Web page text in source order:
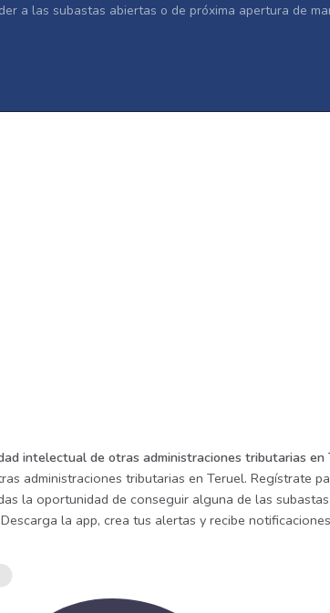
a las subastas abiertas o de próxima apertura de
intelectual de otras administraciones tributarias en
administraciones tributarias en Teruel. Regístrate
la oportunidad de conseguir alguna de las
la app, crea tus alertas y recibe